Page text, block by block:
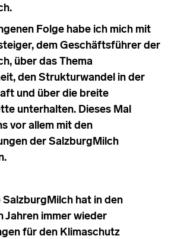
Folge habe ich mich mit
dem Geschäftsführer der
über das Thema
den Strukturwandel in der
und über die breite
unterhalten. Dieses Mal
vor allem mit den
der SalzburgMilch
SalzburgMilch hat in den
Jahren immer wieder
für den Klimaschutz